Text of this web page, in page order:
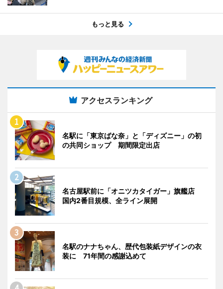
もっと見る
アクセスランキング
名駅に「東京ばな奈」と「ディズニー」の初
の共同ショップ 期間限定出店
名古屋駅前に「オニツカタイガー」旗艦店
国内2番目規模、全ライン展開
名駅のナナちゃん、歴代包装紙デザインの衣
装に 71年間の感謝込めて